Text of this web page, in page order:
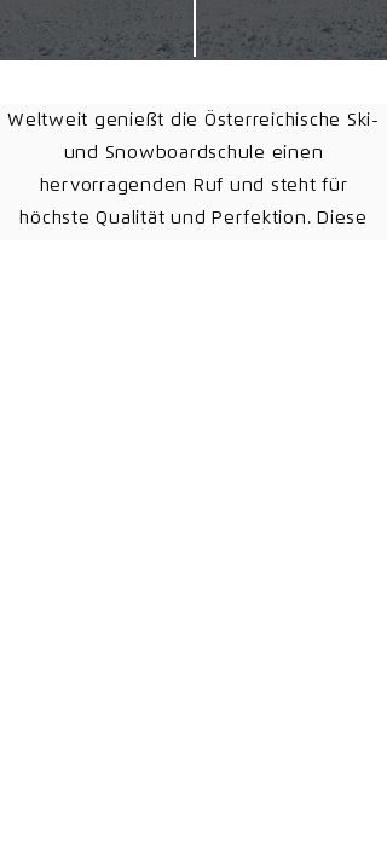
Weltweit genießt die Österreichische Ski-
und Snowboardschule einen
hervorragenden Ruf und steht für
höchste Qualität und Perfektion. Diese